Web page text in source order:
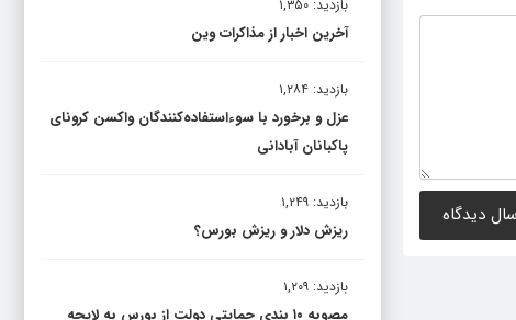
بازدید: ۱,۳۵۰
آخرین اخبار از مذاکرات وین
بازدید: ۱,۲۸۴
عزل و برخورد با سوءاستفاده‌کنندگان واکسن کرونای
پاکبانان آبادانی
بازدید: ۱,۲۴۹
ریزش دلار و ریزش بورس؟
بازدید: ۱,۲۰۹
مصوبه ۱۰ بندی حمایتی دولت از بورس به لایحه